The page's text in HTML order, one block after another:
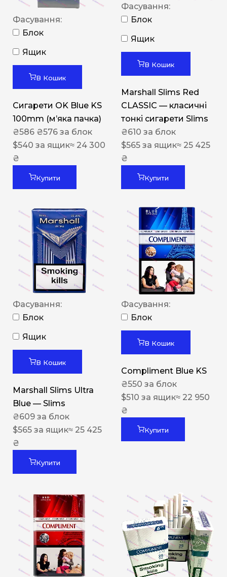
Фасування:
Блок
Ящик
В Кошик
Сигарети OK Blue KS
100mm (м’яка пачка)
₴586 ₴576 за блок
$540 за ящик≈ 24 300
₴
Купити
Фасування:
Блок
Ящик
В Кошик
Marshall Slims Red
CLASSIC — класичні
тонкі сигарети Slims
₴610 за блок
$565 за ящик≈ 25 425
₴
Купити
Фасування:
Блок
Ящик
В Кошик
Marshall Slims Ultra
Blue — Slims
₴609 за блок
$565 за ящик≈ 25 425
₴
Купити
Фасування:
Блок
В Кошик
Compliment Blue KS
₴550 за блок
$510 за ящик≈ 22 950
₴
Купити